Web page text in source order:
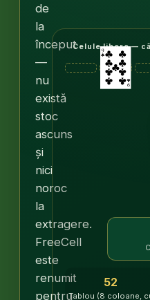
de
la
început
—
nu
există
stoc
ascuns
și
nici
noroc
la
extragere.
FreeCell
este
renumit
pentru
Celule libere —
52
Tablou (8 coloane,